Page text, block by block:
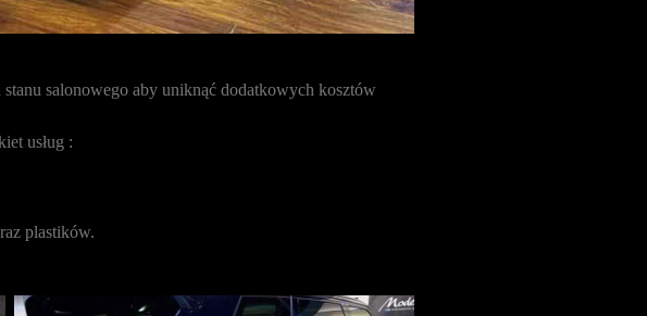
salonowego aby uniknąć dodatkowych kosztów
usług :
plastików.